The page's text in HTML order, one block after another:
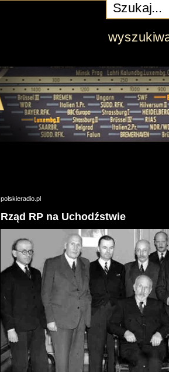
polskieradio.pl
Rząd RP na Uchodźstwie